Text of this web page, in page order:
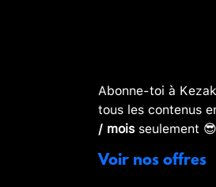
Abonne-toi à
tous les contenus
/ moisseulement 😎
Voir nos offres